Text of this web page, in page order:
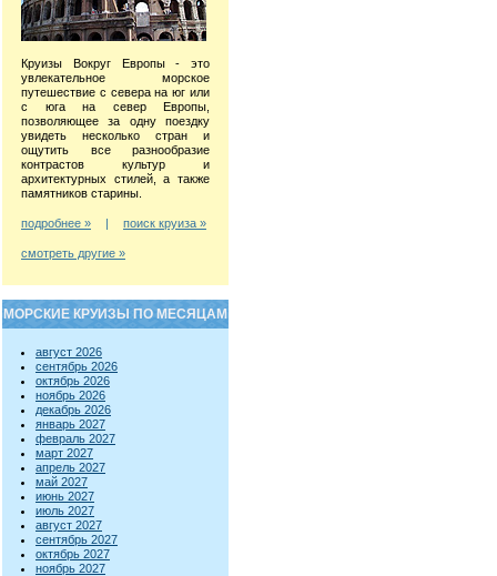
Круизы Вокруг Европы - это
увлекательное морское
путешествие с севера на юг или
с юга на север Европы,
позволяющее за одну поездку
увидеть несколько стран и
ощутить все разнообразие
контрастов культур и
архитектурных стилей, а также
памятников старины.
подробнее » | поиск круиза »
смотреть другие »
МОРСКИЕ КРУИЗЫ ПО МЕСЯЦАМ
август 2026
сентябрь 2026
октябрь 2026
ноябрь 2026
декабрь 2026
январь 2027
февраль 2027
март 2027
апрель 2027
май 2027
июнь 2027
июль 2027
август 2027
сентябрь 2027
октябрь 2027
ноябрь 2027